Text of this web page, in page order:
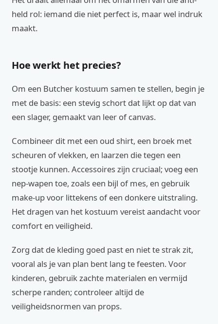
held rol: iemand die niet perfect is, maar wel indruk
maakt.
Hoe werkt het precies?
Om een Butcher kostuum samen te stellen, begin je
met de basis: een stevig schort dat lijkt op dat van
een slager, gemaakt van leer of canvas.
Combineer dit met een oud shirt, een broek met
scheuren of vlekken, en laarzen die tegen een
stootje kunnen. Accessoires zijn cruciaal; voeg een
nep-wapen toe, zoals een bijl of mes, en gebruik
make-up voor littekens of een donkere uitstraling.
Het dragen van het kostuum vereist aandacht voor
comfort en veiligheid.
Zorg dat de kleding goed past en niet te strak zit,
vooral als je van plan bent lang te feesten. Voor
kinderen, gebruik zachte materialen en vermijd
scherpe randen; controleer altijd de
veiligheidsnormen van props.